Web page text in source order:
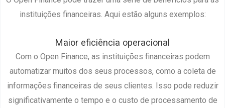
instituições financeiras. Aqui estão alguns exemplos:
Maior eficiência operacional
Com o Open Finance, as instituições financeiras podem
automatizar muitos dos seus processos, como a coleta de
informações financeiras de seus clientes. Isso pode reduzir
significativamente o tempo e o custo de processamento de